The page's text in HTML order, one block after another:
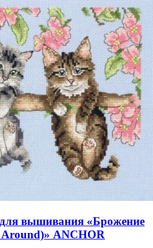
вышивания «Брожение
ANCHOR